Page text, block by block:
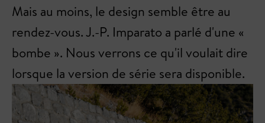
Mais au moins, le design semble être au
rendez-vous. J.-P. Imparato a parlé d'une «
bombe ». Nous verrons ce qu'il voulait dire
lorsque la version de série sera disponible.